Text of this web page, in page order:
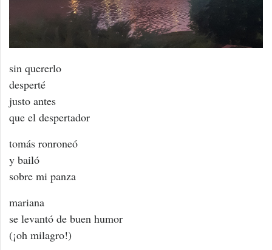
sin quererlo
desperté
justo antes
que el despertador
tomás ronroneó
y bailó
sobre mi panza
mariana
se levantó de buen humor
(¡oh milagro!)